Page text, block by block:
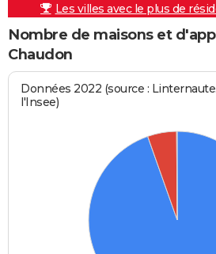
Les villes avec le plus de
Nombre de maisons et
Chaudon
Données 2022 (source :
l'Insee)